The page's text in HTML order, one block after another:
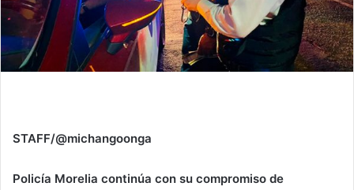
STAFF/@michangoonga
Policía Morelia continúa con su compromiso de